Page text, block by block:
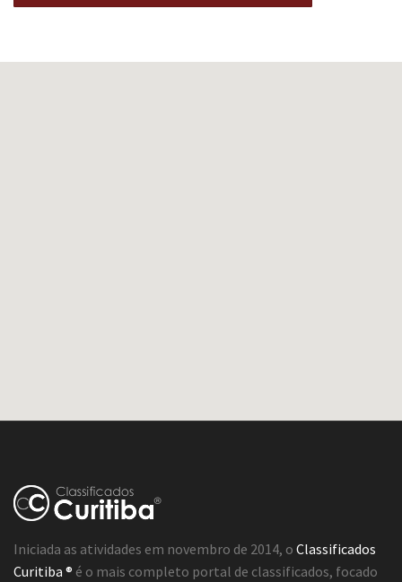
Iniciada as atividades em novembro de 2014, o Classificados
Curitiba ® é o mais completo portal de classificados, focado